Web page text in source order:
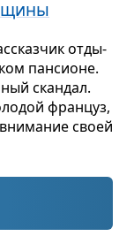
отды­
пан­си­оне.
скан­дал.
фран­цуз,
своей